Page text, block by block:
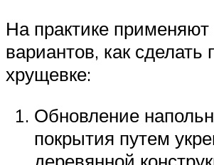
На практике применяют
вариантов, как сделать
хрущевке:
Обновление
покрытия путем